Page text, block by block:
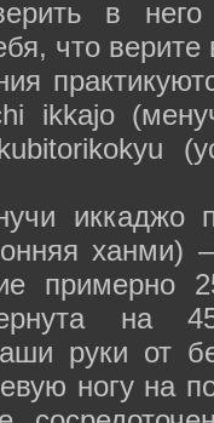
в
что верите
ikkajo
иккаджо
примерно
на
руки от
ногу на